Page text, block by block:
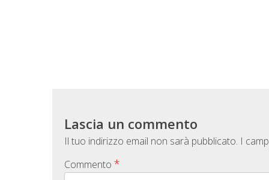
Lascia un commento
Il tuo indirizzo email non sarà pubblicato. I
Commento *